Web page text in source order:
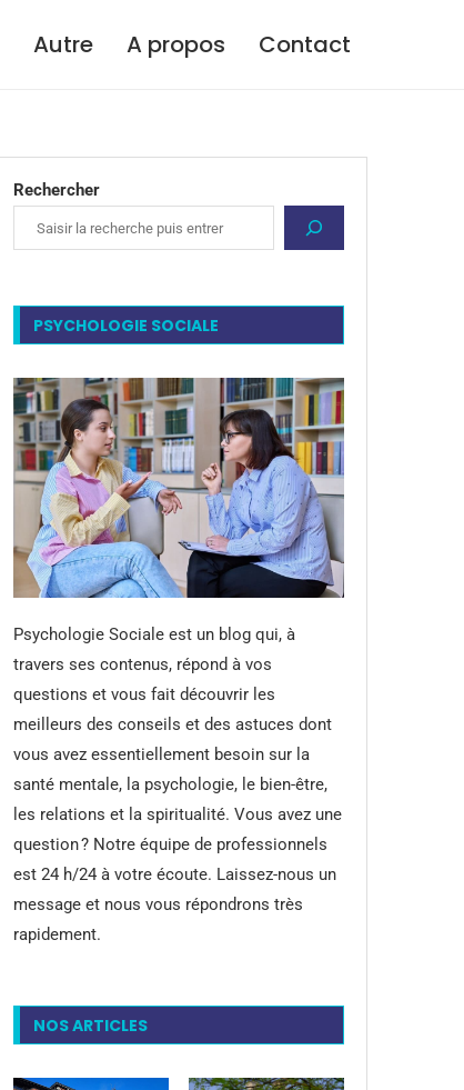
Autre A propos Contact
Rechercher
PSYCHOLOGIE SOCIALE
Psychologie Sociale est un blog qui, à
travers ses contenus, répond à vos
questions et vous fait découvrir les
meilleurs des conseils et des astuces dont
vous avez essentiellement besoin sur la
santé mentale, la psychologie, le bien-être,
les relations et la spiritualité. Vous avez une
question ? Notre équipe de professionnels
est 24 h/24 à votre écoute. Laissez-nous un
message et nous vous répondrons très
rapidement.
NOS ARTICLES